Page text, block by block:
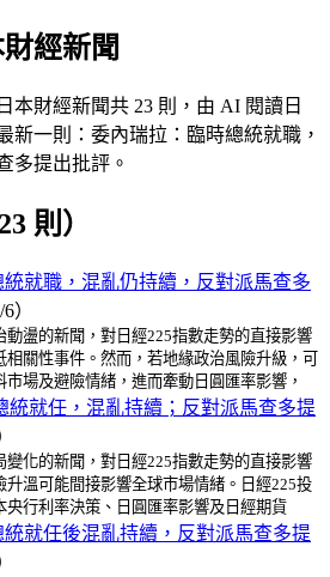
經新聞
本財經新聞共 23 則，由 AI 閱讀日
新一則：委內瑞拉：臨時總統就職，
多提出批評。
則）
就職，混亂仍持續，反對派馬查多
）
動盪的新聞，對日經225指數走勢的直接影響
相關性事件。然而，若地緣政治風險升級，可
場及避險情緒，進而牽動日圓匯率影響，
統就任，混亂持續；反對派馬查多提
變化的新聞，對日經225指數走勢的直接影響
升溫可能間接影響全球市場情緒。日經225投
央行利率決策、日圓匯率影響及日經期貨
就任後混亂持續，反對派馬查多提